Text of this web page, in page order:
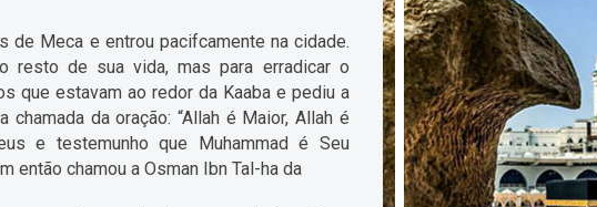
de Meca e entrou pacifcamente na cidade.
resto de sua vida, mas para erradicar o
que estavam ao redor da Kaaba e pediu a
da oração: “Allah é Maior, Allah é
e testemunho que Muhammad é Seu
então chamou a Osman Ibn Tal-ha da